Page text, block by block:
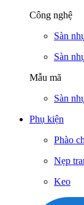
Công nghệ
Sàn
Sàn
Mẫu mã
Sàn
Phụ kiện
Phào
Nẹp
Keo